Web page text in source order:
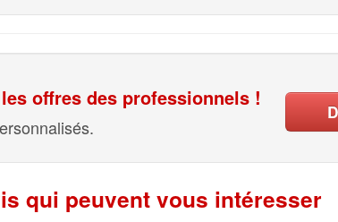
offres des professionnels !
qui peuvent vous intéresser